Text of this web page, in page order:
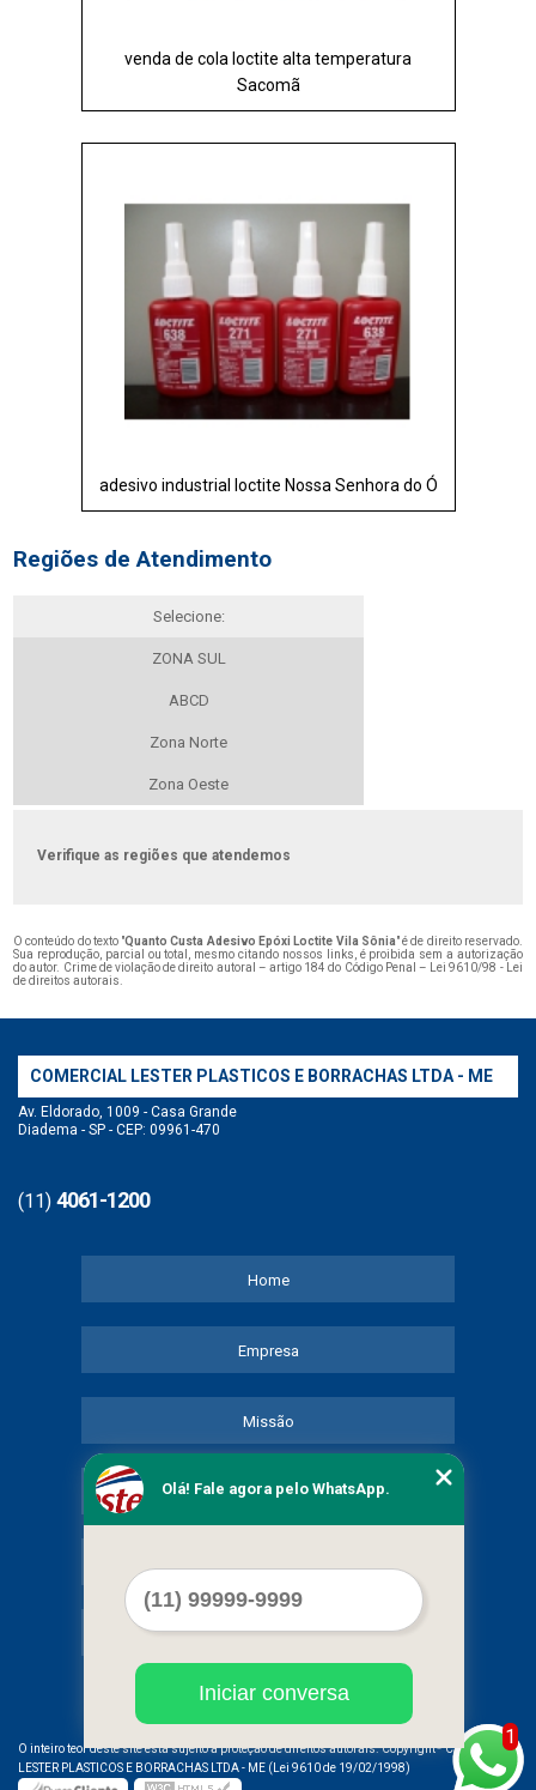
venda de cola loctite alta temperatura
Sacomã
adesivo industrial loctite Nossa Senhora do Ó
Regiões de Atendimento
Selecione:
ZONA SUL
ABCD
Zona Norte
Zona Oeste
Verifique as regiões que atendemos
O conteúdo do texto "Quanto Custa Adesivo Epóxi Loctite Vila Sônia" é de direito reservado.
Sua reprodução, parcial ou total, mesmo citando nossos links, é proibida sem a autorização
do autor. Crime de violação de direito autoral – artigo 184 do Código Penal – Lei 9610/98 - Lei
de direitos autorais.
COMERCIAL LESTER PLASTICOS E BORRACHAS LTDA - ME
Av. Eldorado, 1009 - Casa Grande
Diadema - SP - CEP: 09961-470
(11) 4061-1200
Home
Empresa
Missão
Serviços
Mapa do site
O inteiro teor deste site está sujeito à proteção de direitos autorais. Copyright COMERCIAL
LESTER PLASTICOS E BORRACHAS LTDA - ME (Lei 9610 de 19/02/1998)
1
Olá! Fale agora pelo WhatsApp.
Iniciar conversa